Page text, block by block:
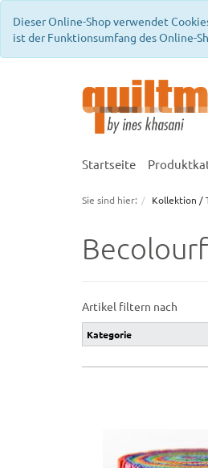
Dieser Online-Shop verwendet
ist der Funktionsumfang des Online-
Startseite
Sie sind hier: Kollektion /
Artikel filtern nach
Kategorie